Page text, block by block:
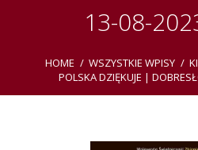
13-08-
HOME WSZYSTKIE WPISY
POLSKA DZIĘKUJE |